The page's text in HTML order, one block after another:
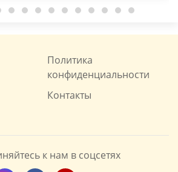
Политика
конфиденциальности
Контакты
к нам в соцсетях